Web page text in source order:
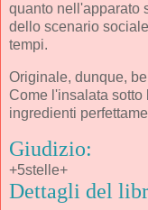
quanto nell'apparato
dello scenario
tempi.
Originale, dunque,
Come l'insalata sotto
ingredienti
Giudizio:
+5stelle+
Dettagli del